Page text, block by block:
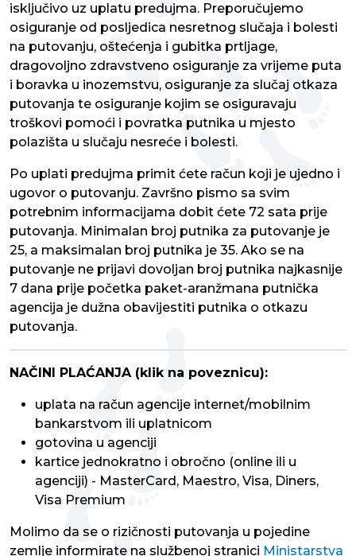
isključivo uz uplatu predujma. Preporučujemo
osiguranje od posljedica nesretnog slučaja i bolesti
na putovanju, oštećenja i gubitka prtljage,
dragovoljno zdravstveno osiguranje za vrijeme puta
i boravka u inozemstvu, osiguranje za slučaj otkaza
putovanja te osiguranje kojim se osiguravaju
troškovi pomoći i povratka putnika u mjesto
polazišta u slučaju nesreće i bolesti.
Po uplati predujma primit ćete račun koji je ujedno i
ugovor o putovanju. Završno pismo sa svim
potrebnim informacijama dobit ćete 72 sata prije
putovanja. Minimalan broj putnika za putovanje je
25, a maksimalan broj putnika je 35. Ako se na
putovanje ne prijavi dovoljan broj putnika najkasnije
7 dana prije početka paket-aranžmana putnička
agencija je dužna obavijestiti putnika o otkazu
putovanja.
NAČINI PLAĆANJA (klik na poveznicu):
uplata na račun agencije internet/mobilnim
bankarstvom ili uplatnicom
gotovina u agenciji
kartice jednokratno i obročno (online ili u
agenciji) - MasterCard, Maestro, Visa, Diners,
Visa Premium
Molimo da se o rizičnosti putovanja u pojedine
zemlje informirate na službenoj stranici Ministarstva